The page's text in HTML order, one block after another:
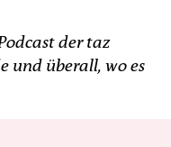
der taz
und überall, wo es